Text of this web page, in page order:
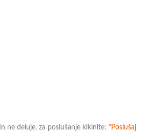
ne deluje, za poslušanje klkinite: "Poslušaj